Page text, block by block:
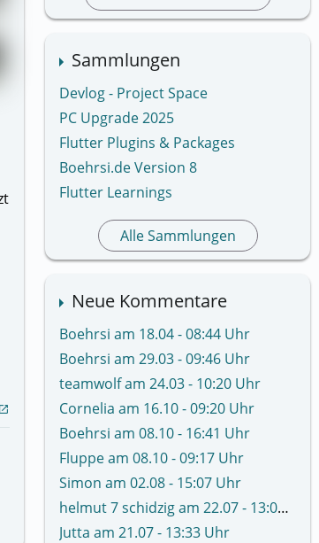
Sammlungen
Devlog - Project Space
PC Upgrade 2025
Flutter Plugins & Packages
Boehrsi.de Version 8
Flutter Learnings
Alle Sammlungen
Neue Kommentare
Boehrsi am 18.04 - 08:44 Uhr
Boehrsi am 29.03 - 09:46 Uhr
teamwolf am 24.03 - 10:20 Uhr
Cornelia am 16.10 - 09:20 Uhr
Boehrsi am 08.10 - 16:41 Uhr
Fluppe am 08.10 - 09:17 Uhr
Simon am 02.08 - 15:07 Uhr
helmut 7 schidzig am 22.07 - 13:02 Uhr
Jutta am 21.07 - 13:33 Uhr
open_in_new